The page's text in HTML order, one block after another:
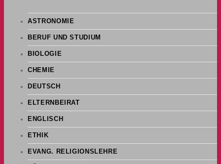
ASTRONOMIE
BERUF UND STUDIUM
BIOLOGIE
CHEMIE
DEUTSCH
ELTERNBEIRAT
ENGLISCH
ETHIK
EVANG. RELIGIONSLEHRE